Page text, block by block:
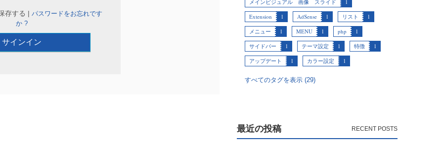
存する |パスワードをお忘れです
か ?
メインビジュアル 画像 スライド
1
Extension
1 AdSense 1 リスト
1
メニュー
1 MENU 1 php
1
サイドバー
1 テーマ設定 1 特徴
1
アップデート
1 カラー設定 1
すべてのタグを表示 (29)
最近の投稿